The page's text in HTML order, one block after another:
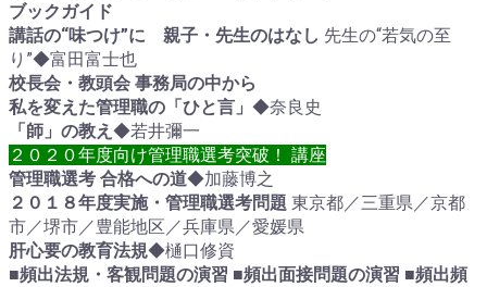
ブックガイド
講話の“味つけ”に 親子・先生のはなし 先生の“若気の至
り”◆富田富士也
校長会・教頭会 事務局の中から
私を変えた管理職の「ひと言」 ◆奈良史
「師」の教え ◆若井彌一
２０２０年度向け管理職選考突破！ 講座
管理職選考 合格への道◆加藤博之
２０１８年度実施・管理職選考問題 東京都／三重県／京都
市／堺市／豊能地区／兵庫県／愛媛県
肝心要の教育法規◆樋口修資
■頻出法規・客観問題の演習 ■頻出面接問題の演習 ■頻出頻